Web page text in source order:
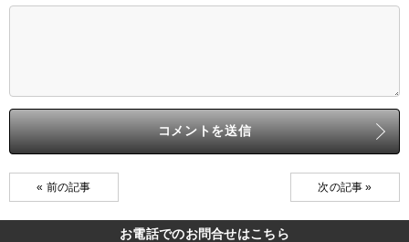
« 前の記事 次の記事 »
お電話でのお問合せはこちら